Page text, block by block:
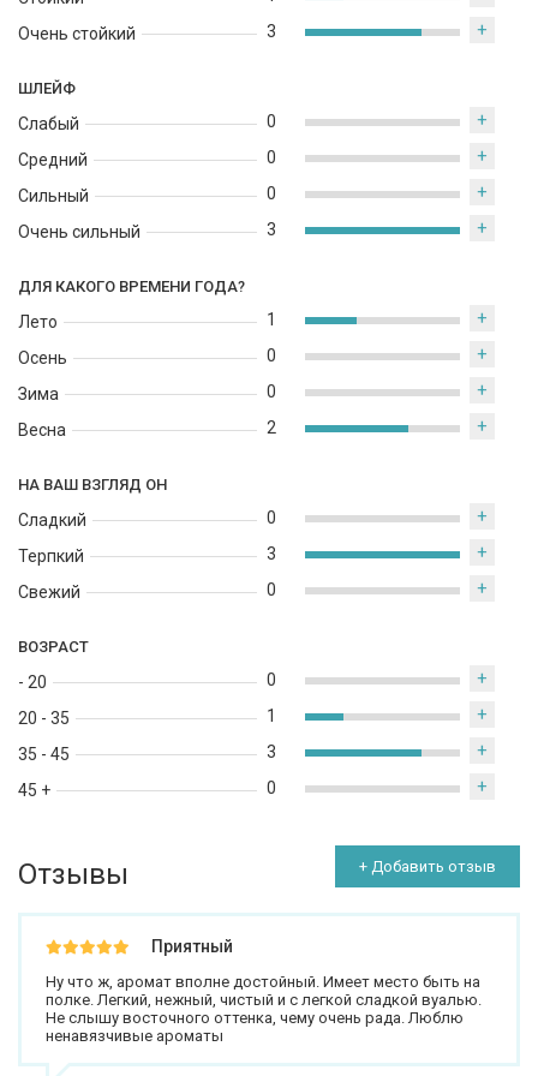
Очень стойкий
3 +
ШЛЕЙФ
Слабый
Средний
Сильный
Очень сильный
0 +
0 +
0 +
3 +
ДЛЯ КАКОГО ВРЕМЕНИ ГОДА?
Лето
Осень
Зима
Весна
1 +
0 +
0 +
2 +
НА ВАШ ВЗГЛЯД ОН
Сладкий
Терпкий
Свежий
0 +
3 +
0 +
ВОЗРАСТ
- 20
20 - 35
35 - 45
45 +
0 +
1 +
3 +
0 +
Отзывы + Добавить отзыв
Приятный
Ну что ж, аромат вполне достойный. Имеет место быть на
полке. Легкий, нежный, чистый и с легкой сладкой вуалью.
Не слышу восточного оттенка, чему очень рада. Люблю
ненавязчивые ароматы